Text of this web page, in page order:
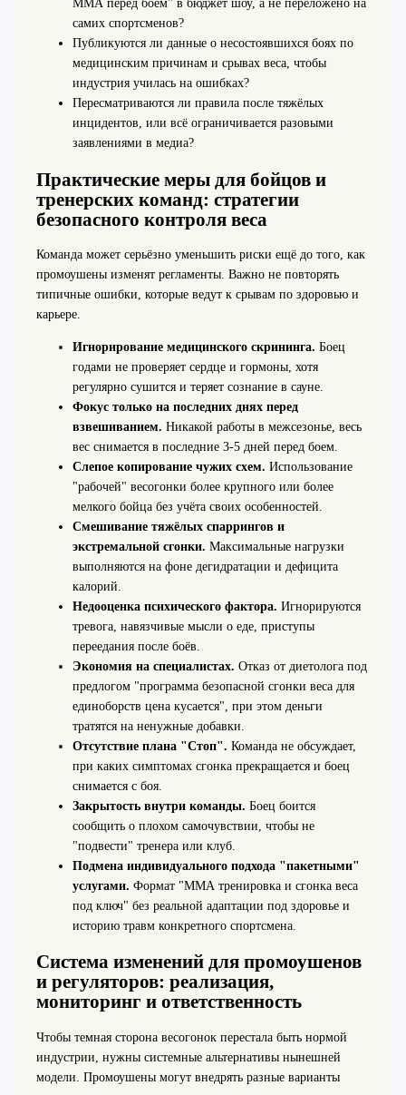
ММА перед боем" в бюджет шоу, а не переложено на
самих спортсменов?
Публикуются ли данные о несостоявшихся боях по
медицинским причинам и срывах веса, чтобы
индустрия училась на ошибках?
Пересматриваются ли правила после тяжёлых
инцидентов, или всё ограничивается разовыми
заявлениями в медиа?
Практические меры для бойцов и
тренерских команд: стратегии
безопасного контроля веса
Команда может серьёзно уменьшить риски ещё до того, как
промоушены изменят регламенты. Важно не повторять
типичные ошибки, которые ведут к срывам по здоровью и
карьере.
Игнорирование медицинского скрининга. Боец
годами не проверяет сердце и гормоны, хотя
регулярно сушится и теряет сознание в сауне.
Фокус только на последних днях перед
взвешиванием. Никакой работы в межсезонье, весь
вес снимается в последние 3-5 дней перед боем.
Слепое копирование чужих схем. Использование
"рабочей" весогонки более крупного или более
мелкого бойца без учёта своих особенностей.
Смешивание тяжёлых спаррингов и
экстремальной сгонки. Максимальные нагрузки
выполняются на фоне дегидратации и дефицита
калорий.
Недооценка психического фактора. Игнорируются
тревога, навязчивые мысли о еде, приступы
переедания после боёв.
Экономия на специалистах. Отказ от диетолога под
предлогом "программа безопасной сгонки веса для
единоборств цена кусается", при этом деньги
тратятся на ненужные добавки.
Отсутствие плана "Стоп". Команда не обсуждает,
при каких симптомах сгонка прекращается и боец
снимается с боя.
Закрытость внутри команды. Боец боится
сообщить о плохом самочувствии, чтобы не
"подвести" тренера или клуб.
Подмена индивидуального подхода "пакетными"
услугами. Формат "ММА тренировка и сгонка веса
под ключ" без реальной адаптации под здоровье и
историю травм конкретного спортсмена.
Система изменений для промоушенов
и регуляторов: реализация,
мониторинг и ответственность
Чтобы темная сторона весогонок перестала быть нормой
индустрии, нужны системные альтернативы нынешней
модели. Промоушены могут внедрять разные варианты